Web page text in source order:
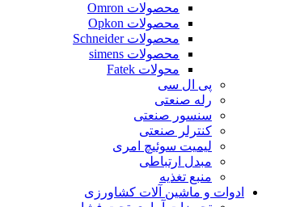
محصولات Omron
محصولات Opkon
محصولات Schneider
محصولات simens
محولات Fatek
پی ال سی
رله صنعتی
سنسور صنعتی
کنترلر صنعتی
لیمیت سوئیچ امری
مبدل ارتباطی
منبع تغذیه
ادوات و ماشین آلات کشاورزی